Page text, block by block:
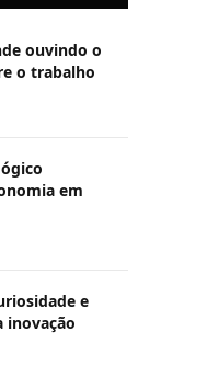
ouvindo o
o trabalho
em
e
inovação